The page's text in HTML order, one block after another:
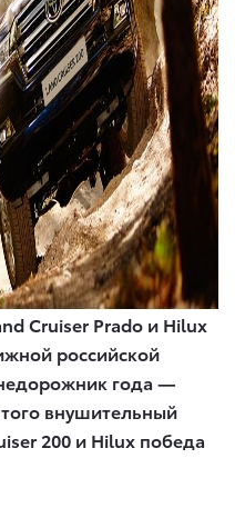
Cruiser Prado и Hilux
российской
года —
внушительный
200 и Hilux победа